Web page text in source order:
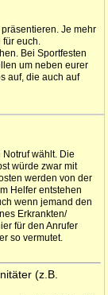
Je mehr
für euch.
Bei Sportfesten
um neben eurer
auf, die auch auf
wählt. Die
würde zwar mit
werden von der
Helfer entstehen
wenn jemand den
Erkrankten/
für den Anrufer
so vermutet.
(z.B.